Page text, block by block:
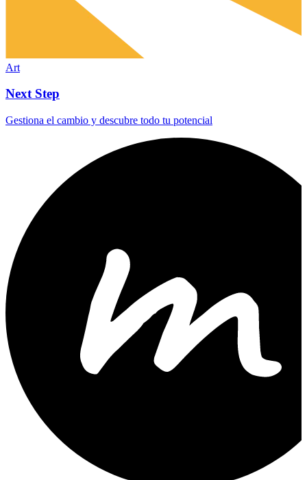
Art
Next Step
Gestiona el cambio y descubre todo tu potencial